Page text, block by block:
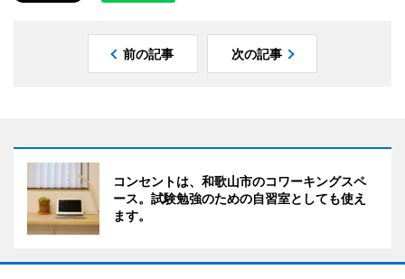
前の記事 次の記事
コンセントは、和歌山市のコワーキングスペ
ース。試験勉強のための自習室としても使え
ます。